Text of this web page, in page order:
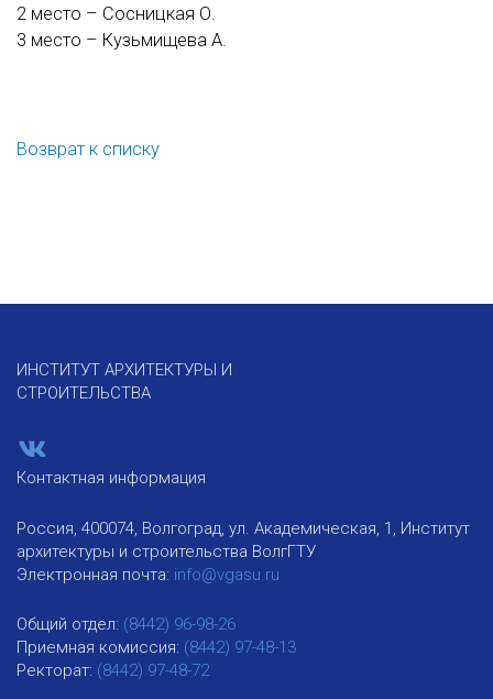
2 место – Сосницкая О.
3 место – Кузьмищева А.
Возврат к списку
ИНСТИТУТ АРХИТЕКТУРЫ И
СТРОИТЕЛЬСТВА
Контактная информация
Россия, 400074, Волгоград, ул. Академическая, 1, Институт
архитектуры и строительства ВолгГТУ
Электронная почта: info@vgasu.ru
Общий отдел: (8442) 96-98-26
Приемная комиссия: (8442) 97-48-13
Ректорат: (8442) 97-48-72